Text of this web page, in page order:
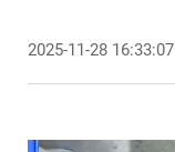
2025-11-28 16:33:07